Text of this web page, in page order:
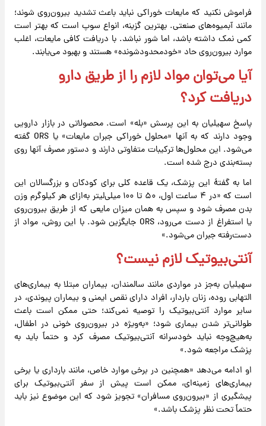
فراموش نکنید که مایعات خوراکی نباید باعث تشدید بیرون‌روی شوند؛
مانند آبمیوه‌های صنعتی. بهترین گزینه، انواع سوپ است که بهتر است
کمی نمک داشته باشد، اما شور نباشد. با دریافت کافی مایعات، اغلب
موارد بیرون‌روی حاد «خودمحدودشونده» هستند و بهبود می‌یابند.
آیا می‌توان مواد لازم را از طریق دارو
دریافت کرد؟
پاسخ سهیلیان به این پرسش «بله» است. محصولاتی در بازار دارویی
وجود دارند که به آنها «محلول خوراکی جبران مایعات» یا ORS گفته
می‌شود. این محلول‌ها ترکیبات متفاوتی دارند و دستور مصرف آنها روی
بسته‌بندی درج شده است.
اما به گفتهٔ این پزشک، یک قاعده کلی برای کودکان و بزرگسالان این
است که «در ۴ ساعت اول، ۵۰ تا ۱۰۰ میلی‌لیتر به‌ازای هر کیلوگرم وزن
بدن مصرف شود و سپس به همان میزان مایعی که از طریق بیرون‌روی
یا استفراغ از دست می‌رود، ORS جایگزین شود. با این روش، مواد از
دست‌رفته جبران می‌شود.»
آنتی‌بیوتیک لازم نیست؟
سهیلیان به‌جز در مواردی مانند سالمندان، بیماران مبتلا به بیماری‌های
التهابی روده، زنان باردار، افراد دارای نقص ایمنی و بیماران پیوندی، در
سایر موارد آنتی‌بیوتیک را توصیه نمی‌کند؛ حتی ممکن است باعث
طولانی‌تر شدن بیماری شود؛ «به‌ویژه در بیرون‌روی خونی در اطفال،
به‌هیچ‌وجه نباید خودسرانه آنتی‌بیوتیک مصرف کرد و حتماً باید به
پزشک مراجعه شود.»
او ادامه می‌دهد «همچنین در برخی موارد خاص، مانند بارداری یا برخی
بیماری‌های زمینه‌ای، ممکن است پیش از سفر آنتی‌بیوتیک برای
پیشگیری از «بیرون‌روی مسافران» تجویز شود که این موضوع نیز باید
حتماً تحت نظر پزشک باشد.»